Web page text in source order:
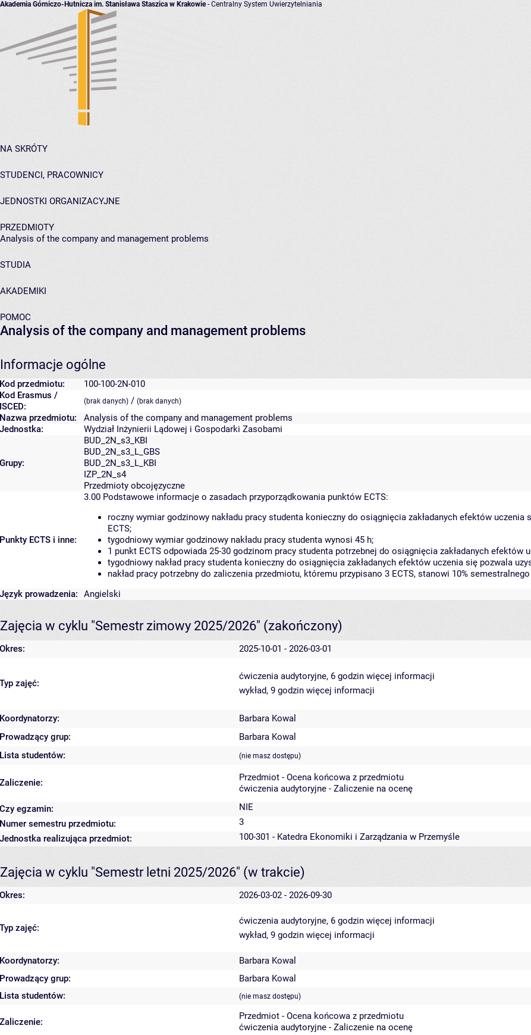
Akademia Górniczo-Hutnicza im. Stanisława Staszica w Krakowie- Centralny System Uwierzytelniania
NA SKRÓTY
STUDENCI, PRACOWNICY
JEDNOSTKI ORGANIZACYJNE
PRZEDMIOTY
Analysis of the company and management problems
STUDIA
AKADEMIKI
POMOC
Analysis of the company and management problems
Informacje ogólne
Kod przedmiotu:
100-100-2N-010
Kod Erasmus /
ISCED:
(brak danych) / (brak danych)
Nazwa przedmiotu:
Analysis of the company and management problems
Jednostka:
Wydział Inżynierii Lądowej i Gospodarki Zasobami
Grupy:
BUD_2N_s3_KBI
BUD_2N_s3_L_GBS
BUD_2N_s3_L_KBI
IZP_2N_s4
Przedmioty obcojęzyczne
Punkty ECTS i inne:
3.00 Podstawowe informacje o zasadach przyporządkowania punktów ECTS:
roczny wymiar godzinowy nakładu pracy studenta konieczny do osiągnięcia zakładanych efektów
ECTS;
tygodniowy wymiar godzinowy nakładu pracy studenta wynosi 45 h;
1 punkt ECTS odpowiada 25-30 godzinom pracy studenta potrzebnej do osiągnięcia zakładanych efektów
tygodniowy nakład pracy studenta konieczny do osiągnięcia zakładanych efektów uczenia się pozwala
nakład pracy potrzebny do zaliczenia przedmiotu, któremu przypisano 3 ECTS, stanowi 10%
Język prowadzenia:
Angielski
Zajęcia w cyklu "Semestr zimowy 2025/2026" (zakończony)
Okres: 2025-10-01 - 2026-03-01
Typ zajęć:
ćwiczenia audytoryjne, 6 godzin więcej informacji
wykład, 9 godzin więcej informacji
Koordynatorzy:
Barbara Kowal
Prowadzący grup:
Barbara Kowal
Lista studentów:
(nie masz dostępu)
Zaliczenie:
Przedmiot - Ocena końcowa z przedmiotu
ćwiczenia audytoryjne - Zaliczenie na ocenę
Czy egzamin:
NIE
Numer semestru przedmiotu:
3
Jednostka realizująca przedmiot:
100-301 - Katedra Ekonomiki i Zarządzania w Przemyśle
Zajęcia w cyklu "Semestr letni 2025/2026" (w trakcie)
Okres: 2026-03-02 - 2026-09-30
Typ zajęć:
ćwiczenia audytoryjne, 6 godzin więcej informacji
wykład, 9 godzin więcej informacji
Koordynatorzy:
Barbara Kowal
Prowadzący grup:
Barbara Kowal
Lista studentów:
(nie masz dostępu)
Zaliczenie:
Przedmiot - Ocena końcowa z przedmiotu
ćwiczenia audytoryjne - Zaliczenie na ocenę